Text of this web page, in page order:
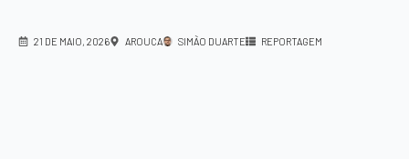
21 DE MAIO, 2026 AROUCA SIMÃO DUARTE REPORTAGEM